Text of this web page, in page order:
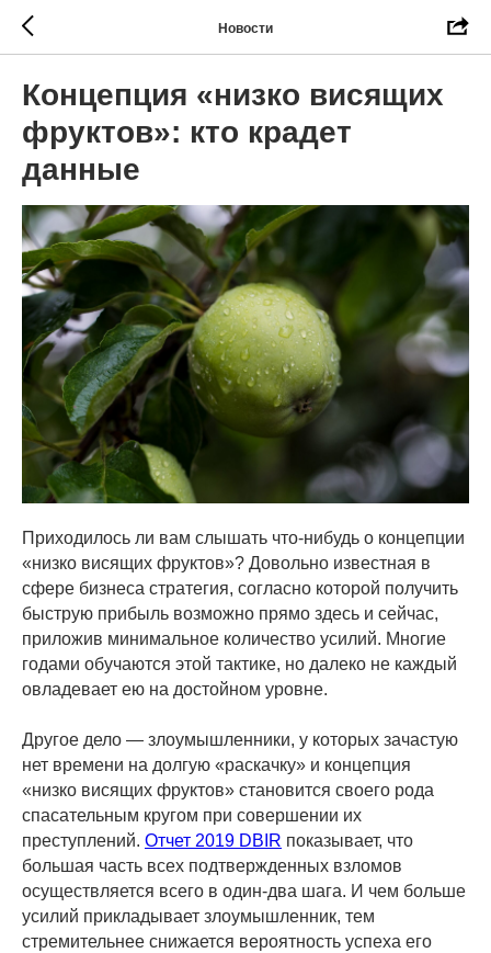
Новости
Концепция «низко висящих
фруктов»: кто крадет
данные
Приходилось ли вам слышать что-нибудь о концепции
«низко висящих фруктов»? Довольно известная в
сфере бизнеса стратегия, согласно которой получить
быструю прибыль возможно прямо здесь и сейчас,
приложив минимальное количество усилий. Многие
годами обучаются этой тактике, но далеко не каждый
овладевает ею на достойном уровне.
Другое дело — злоумышленники, у которых зачастую
нет времени на долгую «раскачку» и концепция
«низко висящих фруктов» становится своего рода
спасательным кругом при совершении их
преступлений. Отчет 2019 DBIR показывает, что
большая часть всех подтвержденных взломов
осуществляется всего в один-два шага. И чем больше
усилий прикладывает злоумышленник, тем
стремительнее снижается вероятность успеха его